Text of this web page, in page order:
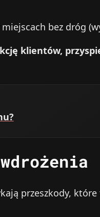
bez dróg
klientów,
przeszkody,